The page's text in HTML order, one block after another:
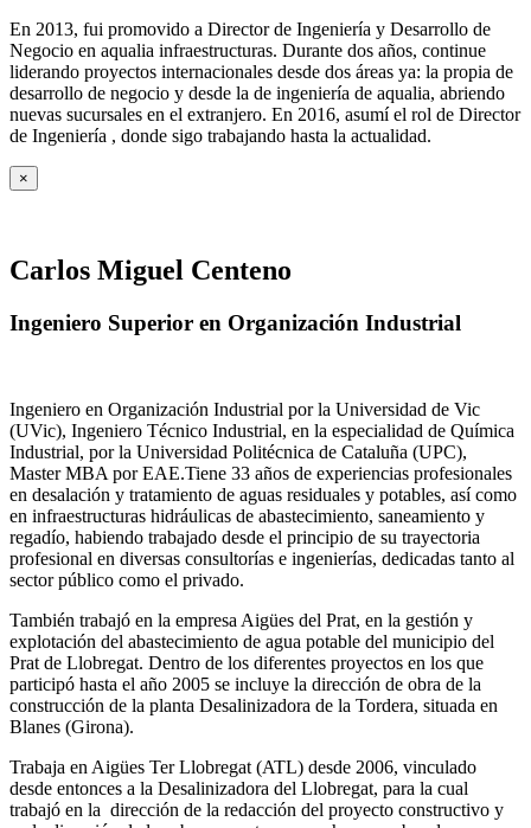
En 2013, fui promovido a Director de Ingeniería y Desarrollo de
Negocio en aqualia infraestructuras. Durante dos años, continue
liderando proyectos internacionales desde dos áreas ya: la propia de
desarrollo de negocio y desde la de ingeniería de aqualia, abriendo
nuevas sucursales en el extranjero. En 2016, asumí el rol de Director
de Ingeniería , donde sigo trabajando hasta la actualidad.
×
Carlos Miguel Centeno
Ingeniero Superior en Organización Industrial
Ingeniero en Organización Industrial por la Universidad de Vic
(UVic), Ingeniero Técnico Industrial, en la especialidad de Química
Industrial, por la Universidad Politécnica de Cataluña (UPC),
Master MBA por EAE.Tiene 33 años de experiencias profesionales
en desalación y tratamiento de aguas residuales y potables, así como
en infraestructuras hidráulicas de abastecimiento, saneamiento y
regadío, habiendo trabajado desde el principio de su trayectoria
profesional en diversas consultorías e ingenierías, dedicadas tanto al
sector público como el privado.
También trabajó en la empresa Aigües del Prat, en la gestión y
explotación del abastecimiento de agua potable del municipio del
Prat de Llobregat. Dentro de los diferentes proyectos en los que
participó hasta el año 2005 se incluye la dirección de obra de la
construcción de la planta Desalinizadora de la Tordera, situada en
Blanes (Girona).
Trabaja en Aigües Ter Llobregat (ATL) desde 2006, vinculado
desde entonces a la Desalinizadora del Llobregat, para la cual
trabajó en la dirección de la redacción del proyecto constructivo y